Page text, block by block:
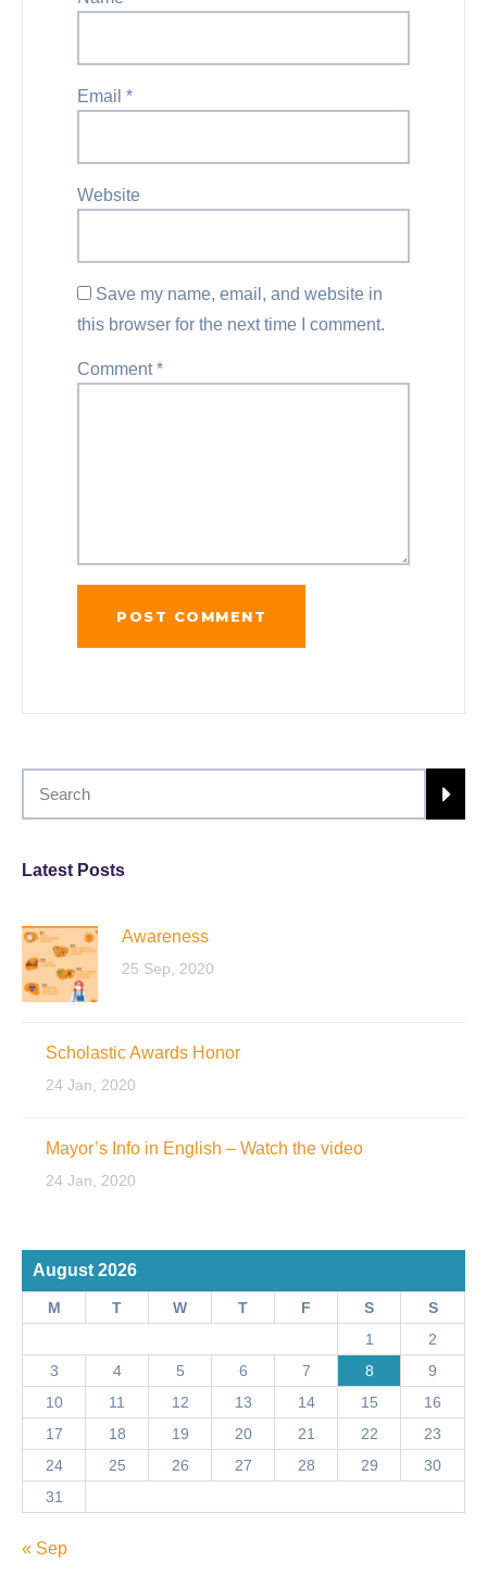
Email *
Website
Save my name, email, and website in
this browser for the next time I comment.
Comment*
Latest Posts
Awareness
25 Sep, 2020
Scholastic Awards Honor
24 Jan, 2020
Mayor’s Info in English – Watch the video
24 Jan, 2020
August 2026
M T W T F S
S
1
2
3
4 5 6 7 8
9
10
11 12 13 14 15
16
17
18 19 20 21 22
23
24
25 26 27 28 29
30
31
« Sep